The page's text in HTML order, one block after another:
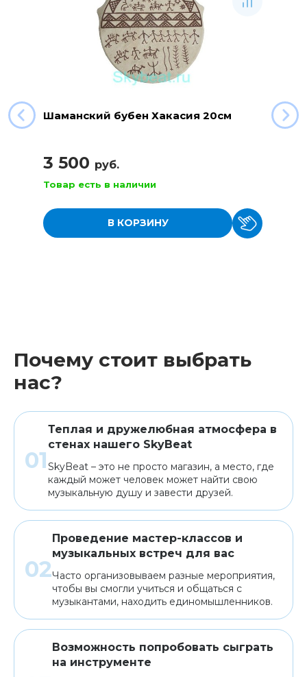
Шаманский бубен Хакасия 20см
3 500 руб.
Товар есть в наличии
В КОРЗИНУ
Почему стоит выбрать
нас?
Теплая и дружелюбная атмосфера в
стенах нашего SkyBeat
SkyBeat – это не просто магазин, а место, где
каждый может человек может найти свою
музыкальную душу и завести друзей.
Проведение мастер-классов и
музыкальных встреч для вас
Часто организовываем разные мероприятия,
чтобы вы смогли учиться и общаться с
музыкантами, находить единомышленников.
Возможность попробовать сыграть
на инструменте